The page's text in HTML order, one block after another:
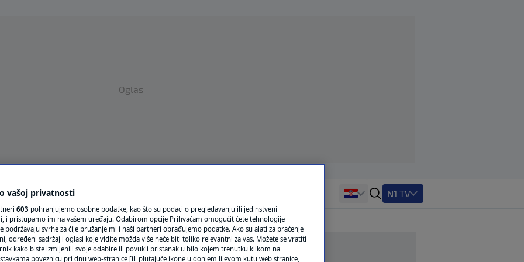
Oglas
VRIJEME
N1 TEME
REGIJA
N1 TV
vašoj privatnosti
603 pohranjujemo osobne podatke, kao što su podaci o pregledavanju ili jedinstveni
i pristupamo im na vašem uređaju. Odabirom opcije Prihvaćam omogućit ćete tehnologije
podržavaju svrhe za čije pružanje mi i naši partneri obrađujemo podatke. Ako su alati za praćenje
određeni sadržaj i oglasi koje vidite možda više neće biti toliko relevantni za vas. Možete se vratiti
kako biste izmijenili svoje odabire ili povukli pristanak u bilo kojem trenutku klikom na
poveznicu pri dnu web-stranice [ili plutajuće ikone u donjem lijevom kutu web stranice,